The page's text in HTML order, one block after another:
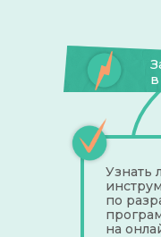
Узнать
по
на